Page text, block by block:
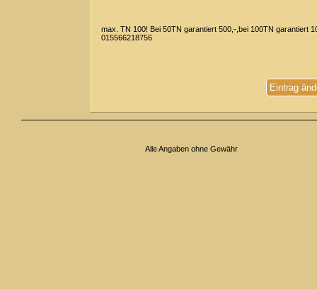
max. TN 100! Bei 50TN garantiert 500,-,bei 100TN garantiert
015566218756
Eintrag
Alle Angaben ohne Gewähr